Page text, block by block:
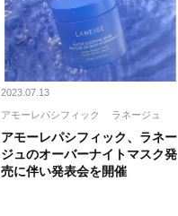
2023.07.13
アモーレパシフィック ラネージュ
アモーレパシフィック、ラネー
ジュのオーバーナイトマスク発
売に伴い発表会を開催